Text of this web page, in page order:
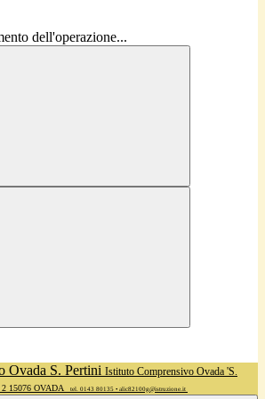
dell'operazione...
Istituto Comprensivo Ovada 'S.
2 15076 OVADA tel. 0143 80135 • alic82100g@istruzione.it